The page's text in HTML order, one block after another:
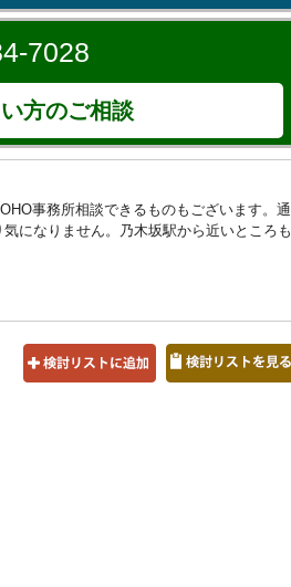
7028
方のご相談
事務所相談できるものもございます。通
になりません。乃木坂駅から近いところも